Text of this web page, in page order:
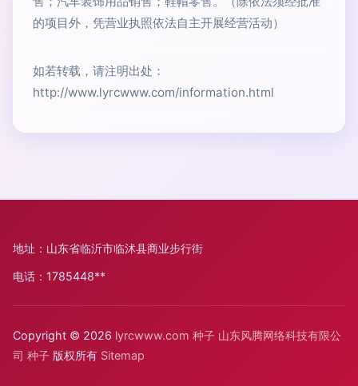
的项目外，凭营业执照依法自主开展经营活动）
如若转载，请注明出处：
http://www.lyrcwww.com/information.html
地址：山东省临沂市临沭县商业步行街
电话：1785448**
Copyright © 2026 lyrcwww.com 种子 山东风腾网络科技有限公
司 种子 版权所有 Sitemap